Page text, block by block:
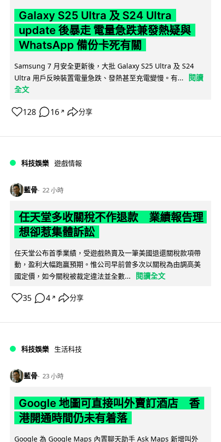
Galaxy S25 Ultra 及 S24 Ultra
update 後暴走 電量急跌兼發熱疑與
WhatsApp 備份卡死有關
Samsung 7 月安全更新後，大批 Galaxy S25 Ultra 及 S24
Ultra 用戶反映裝置電量急跌、發熱甚至充電變慢。有...
閱讀
全文
128 16 ↗ 分享
科技娛樂 遊戲情報
藍骨 22 小時
任天堂多收關稅不作退款 業績報告理
想卻惹集體訴訟
任天堂公布首季業績，受遊戲熱賣及一筆美國退還關稅款項帶
動，盈利大幅跑贏預期。惟公司早前曾多次以關稅為由調高美
國定價，如今關稅被裁定違法並全數...
閱讀全文
35 4 ↗ 分享
科技娛樂 生活科技
藍骨 23 小時
Google 地圖可直接叫外賣訂酒店 香
港開通時間仍未有着落
Google 為 Google Maps 內置聊天助手 Ask Maps 新增叫外